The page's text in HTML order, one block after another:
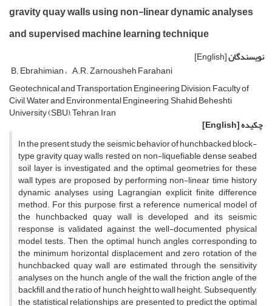
gravity quay walls using non-linear dynamic analyses
and supervised machine learning technique
نویسندگان[English]
B. Ebrahimian َA.R. Zarnousheh Farahani
Geotechnical and Transportation Engineering Division, Faculty of
Civil, Water and Environmental Engineering, Shahid Beheshti
University (SBU), Tehran, Iran
چکیده[English]
In the present study, the seismic behavior of hunchbacked block-
type gravity quay walls rested on non-liquefiable dense seabed
soil layer is investigated, and the optimal geometries for these
wall types are proposed by performing non-linear time history
dynamic analyses using Lagrangian explicit finite difference
method. For this purpose, first, a reference numerical model of
the hunchbacked quay wall is developed, and its seismic
response is validated against the well-documented physical
model tests. Then, the optimal hunch angles corresponding to
the minimum horizontal displacement and zero rotation of the
hunchbacked quay wall are estimated through the sensitivity
analyses on the hunch angle of the wall, the friction angle of the
backfill, and the ratio of hunch height to wall height. Subsequently,
the statistical relationships are presented to predict the optimal